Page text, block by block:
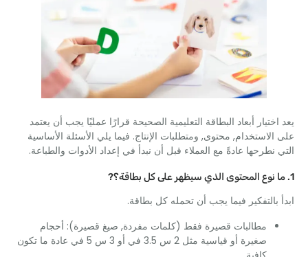
أبعاد البطاقة التعليمية الصحيحة قرارًا عمليًا يجب أن يعتمد
محتوى, ومتطلبات الإنتاج. فيما يلي الأسئلة الأساسية
عادةً مع العملاء قبل أن نبدأ في إعداد الأدوات والطباعة.
فيما يجب أن تحمله كل بطاقة.
مطالبات قصيرة فقط (كلمات مفردة, صيغ قصيرة): أحجام
صغيرة أو قياسية مثل 2 س 3.5 في أو 3 س 5 في عادة ما تكون